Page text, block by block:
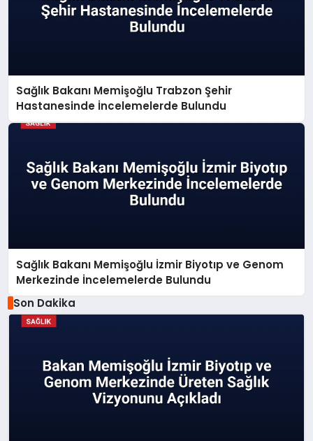
Sağlık Bakanı Memişoğlu Trabzon Şehir
Hastanesinde İncelemelerde Bulundu
Sağlık Bakanı Memişoğlu İzmir Biyotıp ve Genom
Merkezinde İncelemelerde Bulundu
Son Dakika